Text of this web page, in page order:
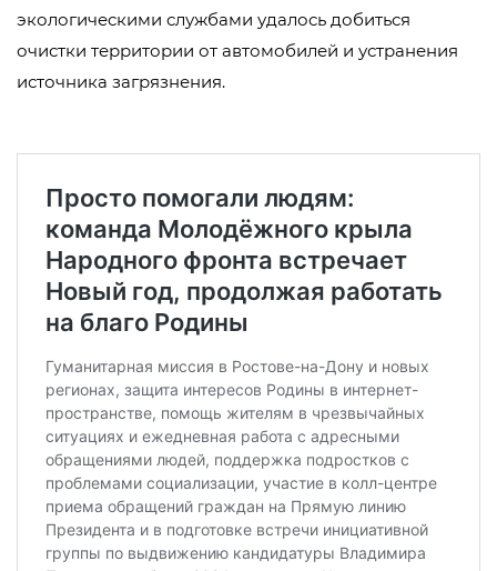
экологическими службами удалось добиться
очистки территории от автомобилей и устранения
источника загрязнения.